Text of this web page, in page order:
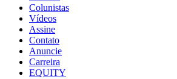
Colunistas
Vídeos
Assine
Contato
Anuncie
Carreira
EQUITY